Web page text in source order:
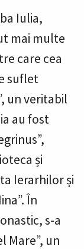
Iulia,
mai multe
care cea
suflet
un veritabil
au fost
și
Ierarhilor și
În
s-a
Mare”, un